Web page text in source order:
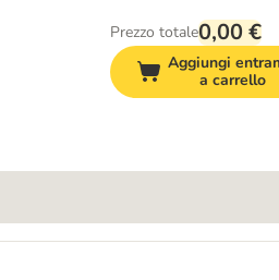
Prezzo totale0,00 €
Aggiungi
a carrello